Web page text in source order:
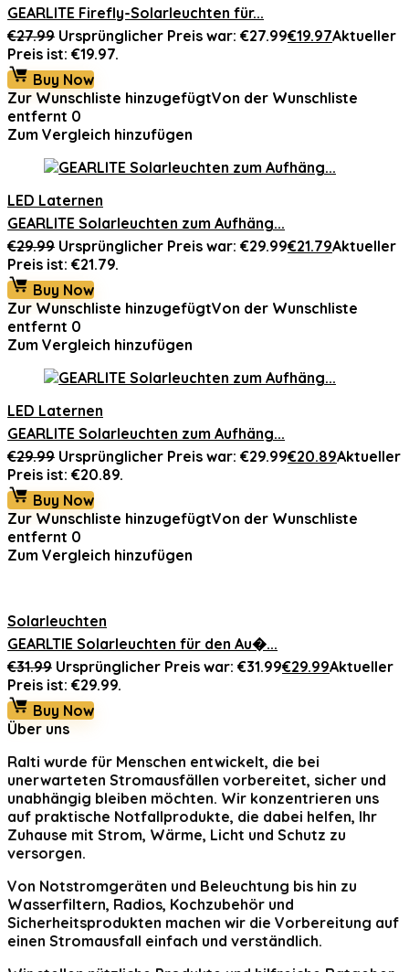
GEARLITE Firefly-Solarleuchten für...
€27.99 Ursprünglicher Preis war: €27.99€19.97Aktueller
Preis ist: €19.97.
Buy Now
Zur Wunschliste hinzugefügtVon der Wunschliste
entfernt 0
Zum Vergleich hinzufügen
LED Laternen
GEARLITE Solarleuchten zum Aufhäng...
€29.99 Ursprünglicher Preis war: €29.99€21.79Aktueller
Preis ist: €21.79.
Buy Now
Zur Wunschliste hinzugefügtVon der Wunschliste
entfernt 0
Zum Vergleich hinzufügen
LED Laternen
GEARLITE Solarleuchten zum Aufhäng...
€29.99 Ursprünglicher Preis war: €29.99€20.89Aktueller
Preis ist: €20.89.
Buy Now
Zur Wunschliste hinzugefügtVon der Wunschliste
entfernt 0
Zum Vergleich hinzufügen
Solarleuchten
GEARLTIE Solarleuchten für den Au�...
€31.99 Ursprünglicher Preis war: €31.99€29.99Aktueller
Preis ist: €29.99.
Buy Now
Über uns
Ralti wurde für Menschen entwickelt, die bei
unerwarteten Stromausfällen vorbereitet, sicher und
unabhängig bleiben möchten. Wir konzentrieren uns
auf praktische Notfallprodukte, die dabei helfen, Ihr
Zuhause mit Strom, Wärme, Licht und Schutz zu
versorgen.
Von Notstromgeräten und Beleuchtung bis hin zu
Wasserfiltern, Radios, Kochzubehör und
Sicherheitsprodukten machen wir die Vorbereitung auf
einen Stromausfall einfach und verständlich.